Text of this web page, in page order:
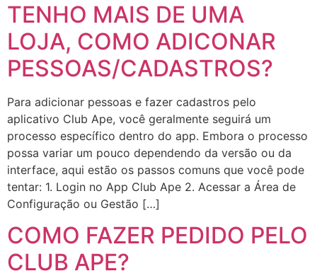
TENHO MAIS DE UMA
LOJA, COMO ADICONAR
PESSOAS/CADASTROS?
Para adicionar pessoas e fazer cadastros pelo
aplicativo Club Ape, você geralmente seguirá um
processo específico dentro do app. Embora o processo
possa variar um pouco dependendo da versão ou da
interface, aqui estão os passos comuns que você pode
tentar: 1. Login no App Club Ape 2. Acessar a Área de
Configuração ou Gestão […]
COMO FAZER PEDIDO PELO
CLUB APE?